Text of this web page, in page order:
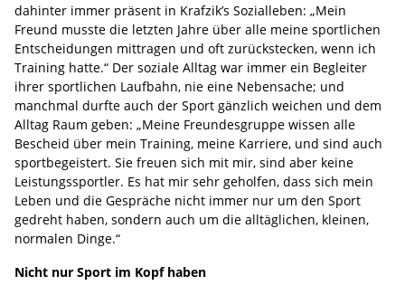
dahinter immer präsent in Krafzik’s Sozialleben: „Mein
Freund musste die letzten Jahre über alle meine sportlichen
Entscheidungen mittragen und oft zurückstecken, wenn ich
Training hatte.“ Der soziale Alltag war immer ein Begleiter
ihrer sportlichen Laufbahn, nie eine Nebensache; und
manchmal durfte auch der Sport gänzlich weichen und dem
Alltag Raum geben: „Meine Freundesgruppe wissen alle
Bescheid über mein Training, meine Karriere, und sind auch
sportbegeistert. Sie freuen sich mit mir, sind aber keine
Leistungssportler. Es hat mir sehr geholfen, dass sich mein
Leben und die Gespräche nicht immer nur um den Sport
gedreht haben, sondern auch um die alltäglichen, kleinen,
normalen Dinge.“
Nicht nur Sport im Kopf haben